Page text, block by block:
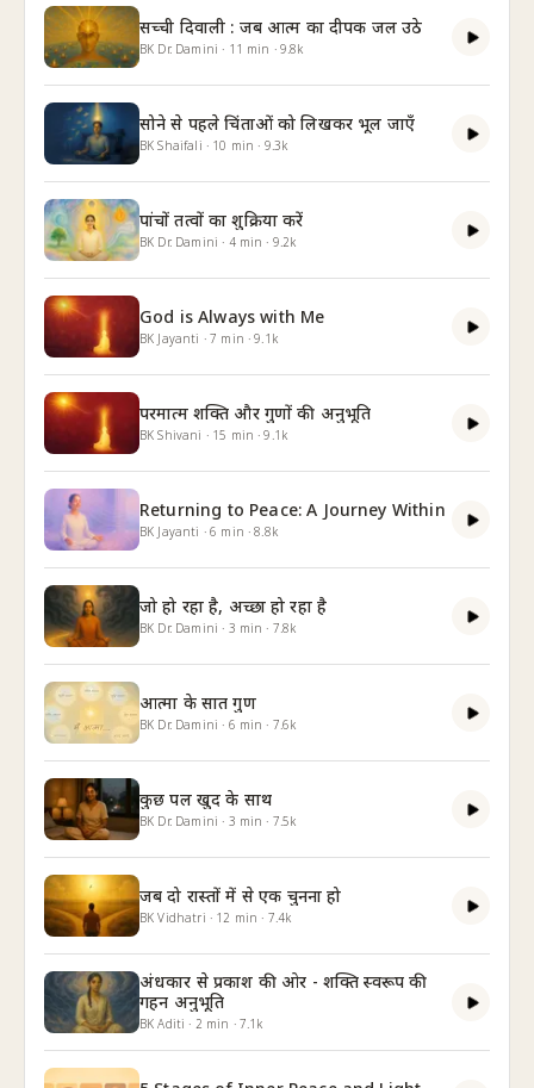
सच्ची दिवाली : जब आत्म का दीपक जल उठे
BK Dr. Damini · 11 min · 9.8k
सोने से पहले चिंताओं को लिखकर भूल जाएँ
BK Shaifali · 10 min · 9.3k
पांचों तत्वों का शुक्रिया करें
BK Dr. Damini · 4min · 9.2k
God is Always with Me
BK Jayanti ·7 min ·9.1k
परमात्म शक्ति और गुणों की अनुभूति
BK Shivani · 15 min ·9.1k
Returning to Peace: A Journey Within
BK Jayanti ·6 min ·8.8k
जो हो रहा है, अच्छा हो रहा है
BK Dr. Damini · 3 min · 7.8k
आत्मा के सात गुण
BK Dr. Damini · 6 min · 7.6k
कुछ पल खुद के साथ
BK Dr. Damini · 3 min · 7.5k
जब दो रास्तों में से एक चुनना हो
BK Vidhatri · 12 min · 7.4k
अंधकार से प्रकाश की ओर - शक्ति स्वरूप की
गहन अनुभूति
BK Aditi · 2 min · 7.1k